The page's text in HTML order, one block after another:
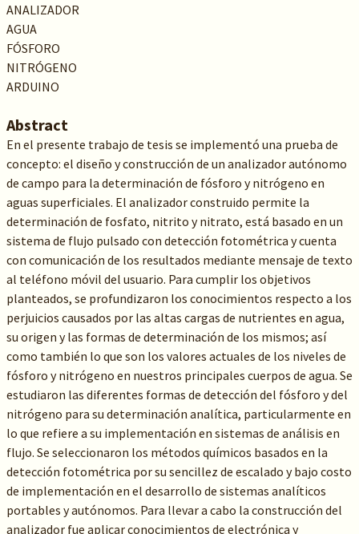
ANALIZADOR
AGUA
FÓSFORO
NITRÓGENO
ARDUINO
Abstract
En el presente trabajo de tesis se implementó una prueba de
concepto: el diseño y construcción de un analizador autónomo
de campo para la determinación de fósforo y nitrógeno en
aguas superficiales. El analizador construido permite la
determinación de fosfato, nitrito y nitrato, está basado en un
sistema de flujo pulsado con detección fotométrica y cuenta
con comunicación de los resultados mediante mensaje de texto
al teléfono móvil del usuario. Para cumplir los objetivos
planteados, se profundizaron los conocimientos respecto a los
perjuicios causados por las altas cargas de nutrientes en agua,
su origen y las formas de determinación de los mismos; así
como también lo que son los valores actuales de los niveles de
fósforo y nitrógeno en nuestros principales cuerpos de agua. Se
estudiaron las diferentes formas de detección del fósforo y del
nitrógeno para su determinación analítica, particularmente en
lo que refiere a su implementación en sistemas de análisis en
flujo. Se seleccionaron los métodos químicos basados en la
detección fotométrica por su sencillez de escalado y bajo costo
de implementación en el desarrollo de sistemas analíticos
portables y autónomos. Para llevar a cabo la construcción del
analizador fue aplicar conocimientos de electrónica y